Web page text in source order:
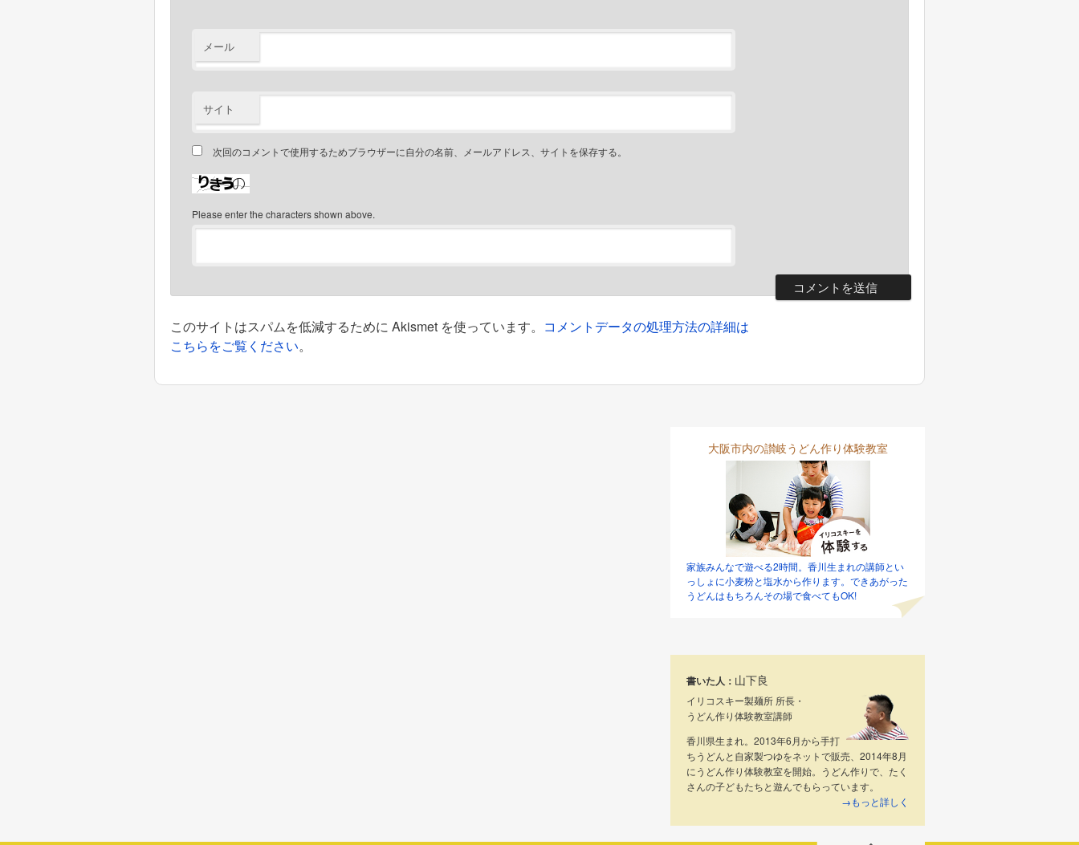
メール
サイト
次回のコメントで使用するためブラウザーに自分の名前、メールアドレス、サイトを保存する。
Please enter the characters shown above.
このサイトはスパムを低減するために Akismet を使っています。 コメントデータの処理方法の詳細は
こちらをご覧ください。
大阪市内の讃岐うどん作り体験教室
家族みんなで遊べる2時間。香川生まれの講師とい
っしょに小麦粉と塩水から作ります。できあがった
うどんはもちろんその場で食べてもOK!
書いた人： 山下良
イリコスキー製麺所 所長・
うどん作り体験教室講師
香川県生まれ。2013年6月から手打
ちうどんと自家製つゆをネットで販売、2014年8月
にうどん作り体験教室を開始。うどん作りで、たく
さんの子どもたちと遊んでもらっています。
→もっと詳しく